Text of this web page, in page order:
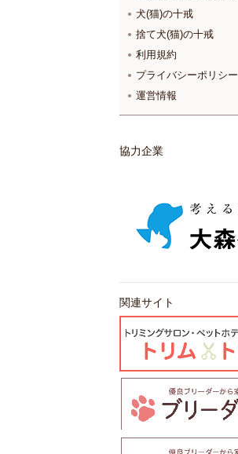
犬(猫)の十戒
捨て犬(猫)の十戒
利用規約
プライバシーポリシー
運営情報
協力企業
関連サイト